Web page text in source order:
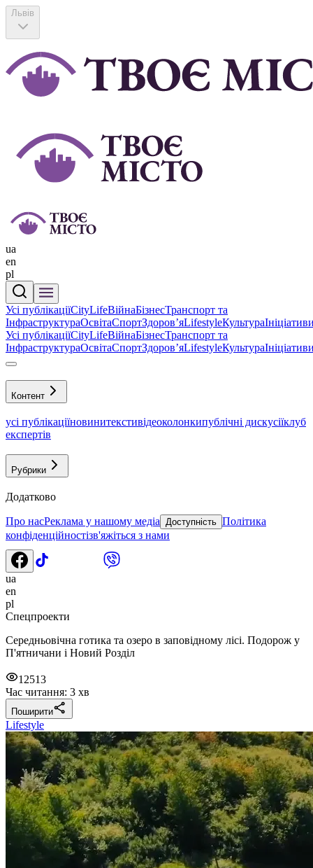
Львів
ua
en
pl
Усі публікаціїCityLifeВійнаБізнесТранспорт та
ІнфраструктураОсвітаСпортЗдоровʼяLifestyleКультура
Усі публікаціїCityLifeВійнаБізнесТранспорт та
ІнфраструктураОсвітаСпортЗдоровʼяLifestyleКультура
Контент
усі публікаціїновинитекстивідеоколонкипублічні дискусіїклуб
експертів
Рубрики
Додатково
Про насРеклама у нашому медіа Доступність Політика
конфіденційностізв'яжіться з нами
ua
en
pl
Спецпроекти
Середньовічна готика та озеро в заповідному лісі. Подорож у
П'ятничани і Новий Розділ
12513
Час читання: 3 хв
Поширити
Lifestyle